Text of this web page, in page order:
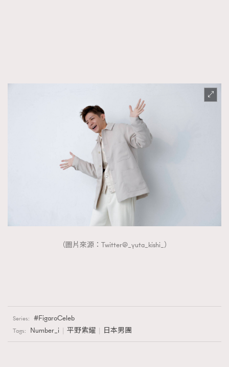
（圖片來源：Twitter@_yuta_kishi_）
Series: FigaroCeleb
Tags: Number_i 平野紫耀 日本男團